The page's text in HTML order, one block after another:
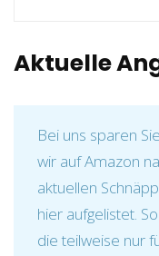
Aktuelle
Bei uns sparen
wir auf Amazon
aktuellen
hier aufgelistet.
die teilweise nur